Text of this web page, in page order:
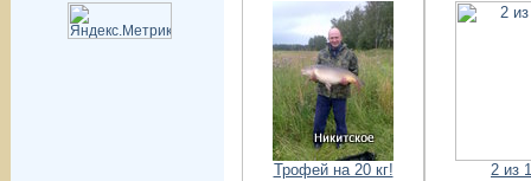
Трофей на 20 кг!
2 из